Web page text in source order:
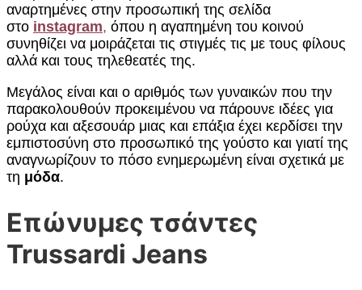
αναρτημένες στην προσωπική της σελίδα
στο instagram, όπου η αγαπημένη του κοινού
συνηθίζει να μοιράζεται τις στιγμές τις με τους φίλους
αλλά και τους τηλεθεατές της.
Μεγάλος είναι και ο αριθμός των γυναικών που την
παρακολουθούν προκειμένου να πάρουνε ιδέες για
ρούχα και αξεσουάρ μιας και επάξια έχει κερδίσει την
εμπιστοσύνη στο προσωπικό της γούστο και γιατί της
αναγνωρίζουν το πόσο ενημερωμένη είναι σχετικά με
τη μόδα.
Επώνυμες τσάντες
Trussardi Jeans